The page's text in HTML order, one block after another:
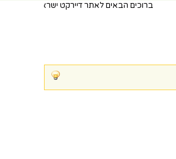
ברוכים הבאים לאתר דיירקט ישראליין - מכירה מהיבואן